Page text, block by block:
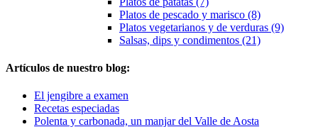
Platos de pescado y marisco (8)
Platos vegetarianos y de verduras (9)
Salsas, dips y condimentos (21)
Artículos de nuestro blog:
El jengibre a examen
Recetas especiadas
Polenta y carbonada, un manjar del Valle de Aosta